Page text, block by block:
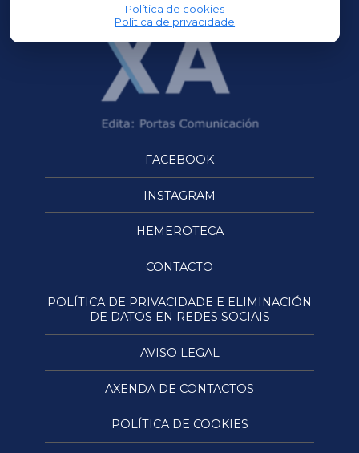
Política de cookies
Política de privacidade
FACEBOOK
INSTAGRAM
HEMEROTECA
CONTACTO
POLÍTICA DE PRIVACIDADE E ELIMINACIÓN
DE DATOS EN REDES SOCIAIS
AVISO LEGAL
AXENDA DE CONTACTOS
POLÍTICA DE COOKIES